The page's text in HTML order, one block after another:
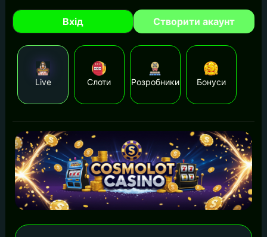
Вхід Створити акаунт
Live Слоти Розробники Бонуси